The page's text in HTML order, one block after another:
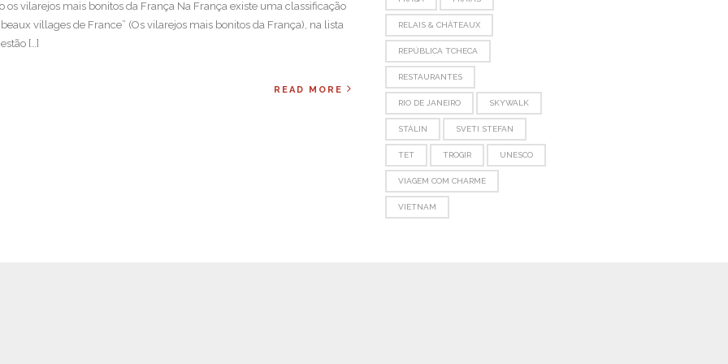
os vilarejos mais bonitos da França Na França existe uma classificação
villages de France” (Os vilarejos mais bonitos da França), na lista
[…]
READ MORE
RELAIS & CHÂTEAUX
REPÚBLICA TCHECA
RESTAURANTES
RIO DE JANEIRO SKYWALK
STÁLIN SVETI STEFAN
TET TROGIR UNESCO
VIAGEM COM CHARME
VIETNAM